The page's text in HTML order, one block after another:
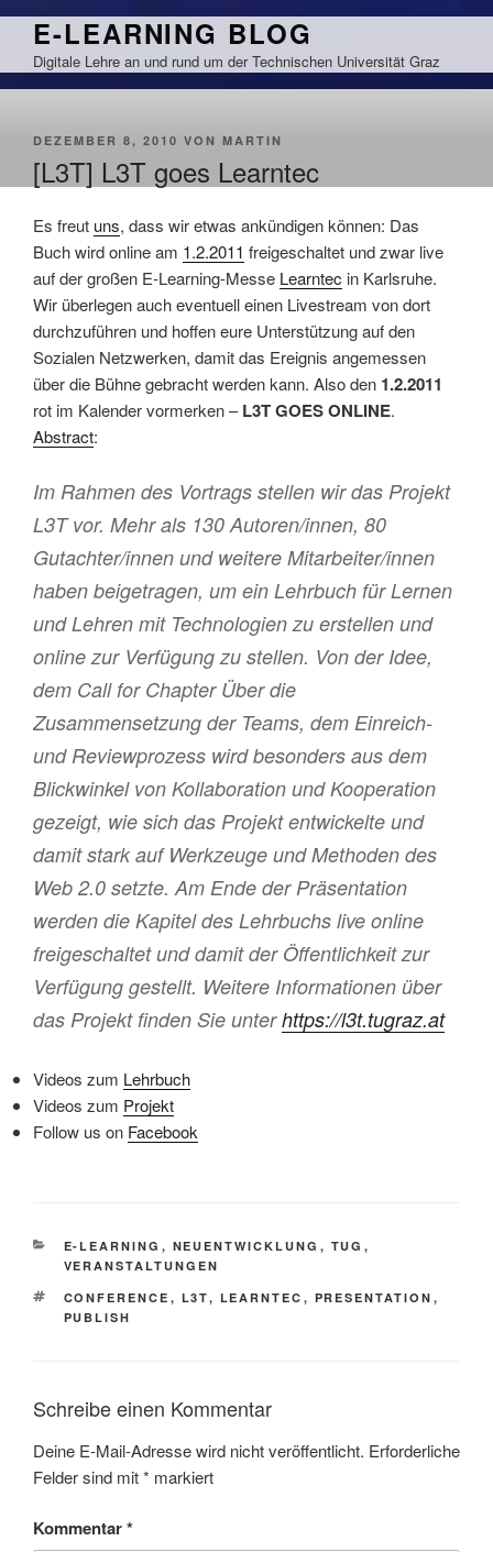
Zum
springen
E-LEARNING BLOG
Digitale Lehre an und rund um der Technischen Universität Graz
VERÖFFENTLICHT
DEZEMBER 8, 2010 VON MARTIN
[L3T] L3T goes Learntec
Es freut uns, dass wir etwas ankündigen können: Das
Buch wird online am 1.2.2011 freigeschaltet und zwar live
auf der großen E-Learning-Messe Learntec in Karlsruhe.
Wir überlegen auch eventuell einen Livestream von dort
durchzuführen und hoffen eure Unterstützung auf den
Sozialen Netzwerken, damit das Ereignis angemessen
über die Bühne gebracht werden kann. Also den 1.2.2011
rot im Kalender vormerken –L3T GOES ONLINE.
Abstract:
Im Rahmen des Vortrags stellen wir das Projekt
L3T vor. Mehr als 130 Autoren/innen, 80
Gutachter/innen und weitere Mitarbeiter/innen
haben beigetragen, um ein Lehrbuch für Lernen
und Lehren mit Technologien zu erstellen und
online zur Verfügung zu stellen. Von der Idee,
dem Call for Chapter Über die
Zusammensetzung der Teams, dem Einreich-
und Reviewprozess wird besonders aus dem
Blickwinkel von Kollaboration und Kooperation
gezeigt, wie sich das Projekt entwickelte und
damit stark auf Werkzeuge und Methoden des
Web 2.0 setzte. Am Ende der Präsentation
werden die Kapitel des Lehrbuchs live online
freigeschaltet und damit der Öffentlichkeit zur
Verfügung gestellt. Weitere Informationen über
das Projekt finden Sie unterhttps://l3t.tugraz.at
Videos zum Lehrbuch
Videos zum Projekt
Follow us on Facebook
KATEGORIEN
E-LEARNING , NEUENTWICKLUNG , TUG ,
VERANSTALTUNGEN
SCHLAGWÖRTER
CONFERENCE , L3T, LEARNTEC , PRESENTATION ,
PUBLISH
Schreibe einen Kommentar
Deine E-Mail-Adresse wird nicht veröffentlicht. Erforderliche
Felder sind mit* markiert
Kommentar*